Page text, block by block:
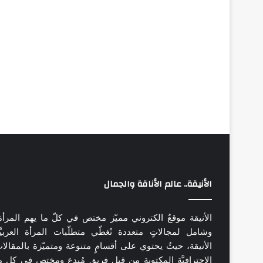
الأنيقة.. عالم الأناقة والجمال
الأنيقة موقعٌ الكتروني مميّز مختص في كلّ ما يهم
وشامل لمجالاتٍ متعددة تُغطّي متطلّبات المرأة
الأنيقة، حيثُ يحتوي على أقسامٍ متنوعة ومتميّزة
الاحترافيَّة المكتوبة من قِبل فريقٍ مُبدع ومختص في كل